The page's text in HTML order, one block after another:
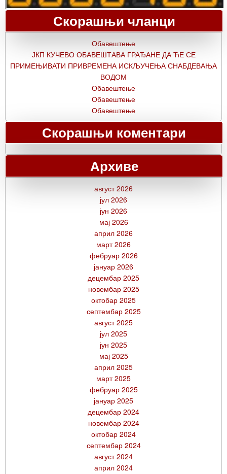
Скорашњи чланци
Обавештење
ЈКП КУЧЕВО ОБАВЕШТАВА ГРАЂАНЕ ДА ЋЕ СЕ
ПРИМЕЊИВАТИ ПРИВРЕМЕНА ИСКЉУЧЕЊА СНАБДЕВАЊА
ВОДОМ
Обавештење
Обавештење
Обавештење
Скорашњи коментари
Архиве
август 2026
јул 2026
јун 2026
мај 2026
април 2026
март 2026
фебруар 2026
јануар 2026
децембар 2025
новембар 2025
октобар 2025
септембар 2025
август 2025
јул 2025
јун 2025
мај 2025
април 2025
март 2025
фебруар 2025
јануар 2025
децембар 2024
новембар 2024
октобар 2024
септембар 2024
август 2024
април 2024